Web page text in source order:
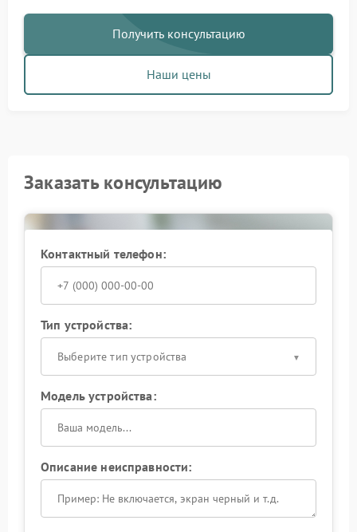
Получить консультацию
Наши цены
Заказать консультацию
Контактный телефон:
Тип устройства:
Выберите тип устройства
Модель устройства:
Описание неисправности: